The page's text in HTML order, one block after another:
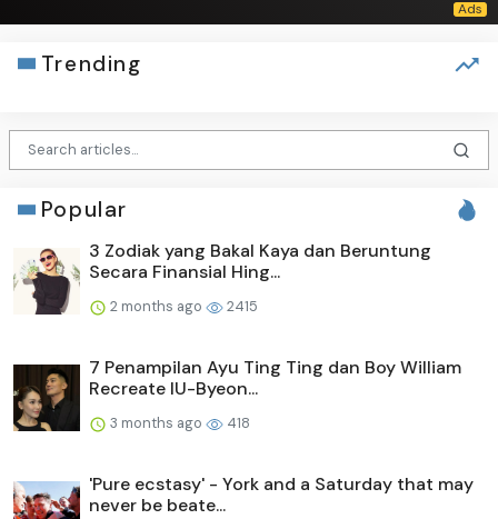
Trending
Popular
3 Zodiak yang Bakal Kaya dan Beruntung
Secara Finansial Hing...
2 months ago 2415
7 Penampilan Ayu Ting Ting dan Boy William
Recreate IU-Byeon...
3 months ago 418
'Pure ecstasy' - York and a Saturday that may
never be beate...